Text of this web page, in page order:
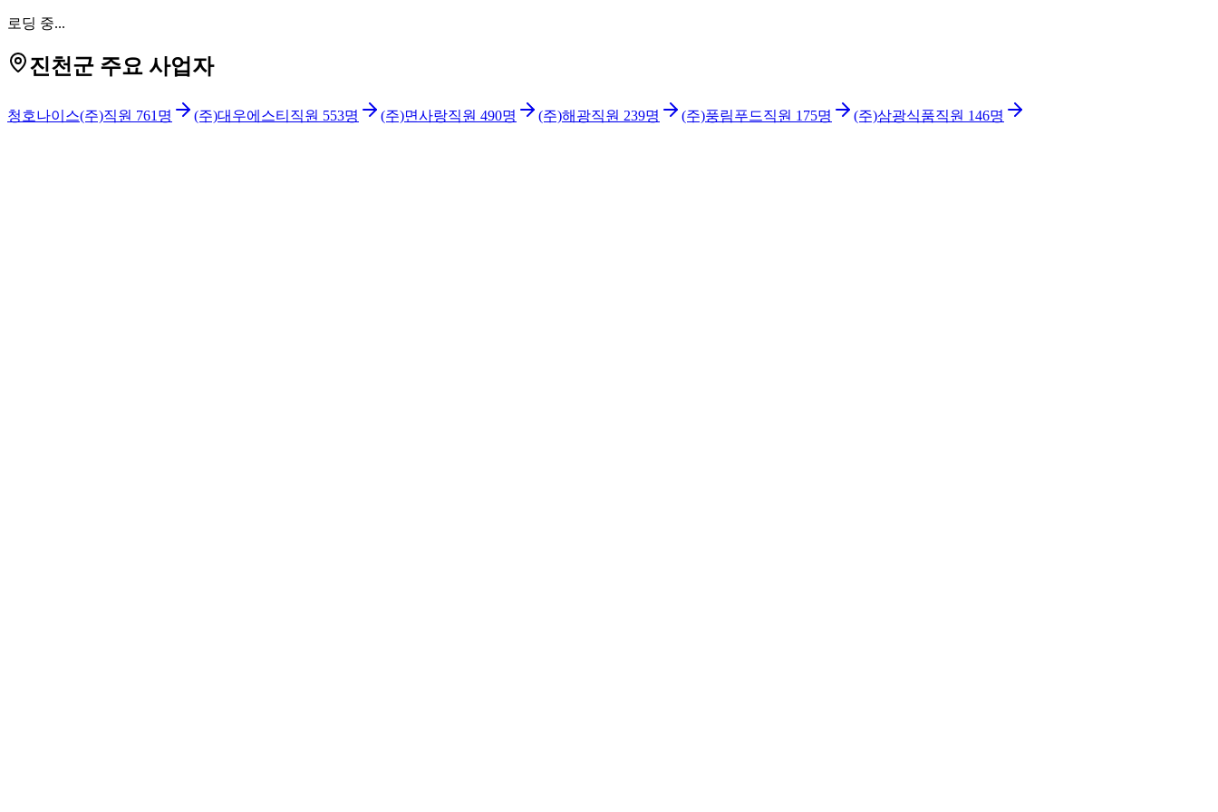
로딩 중...
진천군 주요 사업자
청호나이스(주)직원 761 명 (주)대우에스티 직원 553명 (주)면사랑직원 490명 (주)해광직원 239명 (주)풍림푸드직원 175명 (주)삼광식품직원 146명